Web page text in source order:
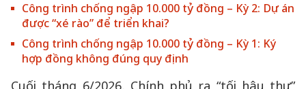
Công trình chống ngập 10.000 tỷ đồng – Kỳ 2: Dự án
được “xé rào” để triển khai?
Công trình chống ngập 10.000 tỷ đồng – Kỳ 1: Ký
hợp đồng không đúng quy định
Cuối tháng 6/2026, Chính phủ ra “tối hậu thư”